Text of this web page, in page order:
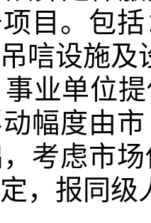
目。包
唁设施及
业单位
幅度由
考虑市
，报同级